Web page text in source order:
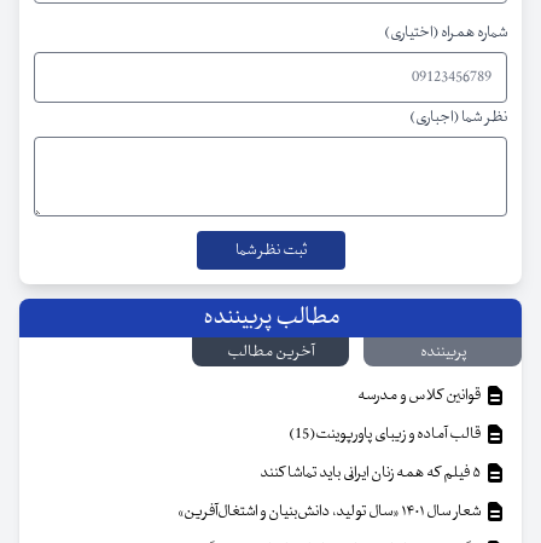
شماره همراه (اختیاری)
نظر شما (اجباری)
مطالب پربیننده
پربیننده
آخرین مطالب
قوانین کلاس و مدرسه
قالب آماده و زیبای پاورپوینت(15)
شعار سال ۱۴۰۱ «سال تولید، دانش‌بنیان و اشتغال‌آفرین»